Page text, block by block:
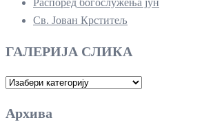
Св. Јован Крститељ
ГАЛЕРИЈА СЛИКА
ГАЛЕРИЈА
Архива